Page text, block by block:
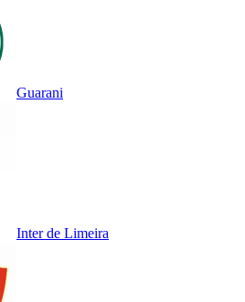
Guarani
Inter de Limeira